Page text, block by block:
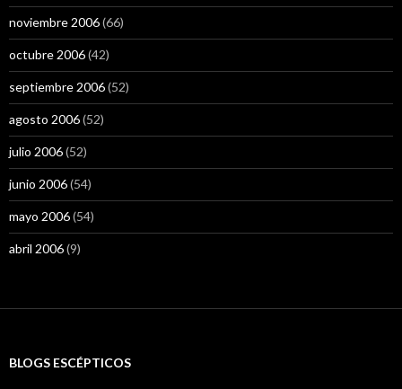
noviembre 2006(66)
octubre 2006(42)
septiembre 2006(52)
agosto 2006(52)
julio 2006(52)
junio 2006(54)
mayo 2006(54)
abril 2006(9)
BLOGS ESCÉPTICOS